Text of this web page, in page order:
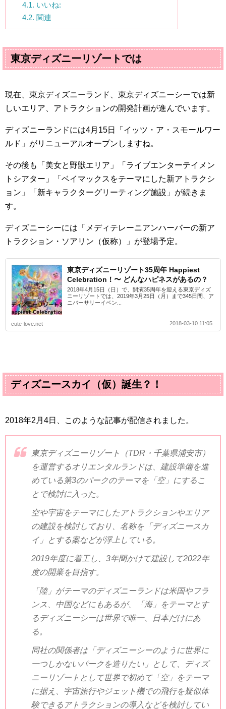
4.1. いいね:
4.2. 関連
東京ディズニーリゾートでは
現在、東京ディズニーランド、東京ディズニーシーでは新
しいエリア、アトラクションの開発計画が進んでいます。
ディズニーランドには4月 15日「イッツ・ア・スモールワー
ルド」がリニューアルオープンしますね。
その後も「美女と野獣エリア」「ライブエンターテイメン
トシアター」「ベイマックスをテーマにした新アトラクシ
ョン」「新キャラクターグリーティング施設」が続きま
す。
ディズニーシーには「メディテレーニアンハーバーの新ア
トラクション・ソアリン（仮称）」が登場予定。
東京ディズニーリゾート35周年 Happiest
Celebration！〜 どんなハピネスがあるの？
2018年4月15日（日）で、開演35周年を迎える東京ディズ
ニーリゾートでは、2019年3月25日（月）まで345日間、ア
ニバーサリーイベン...
cute-love.net 2018-03-10 11:05
ディズニースカイ（仮）誕生？！
2018年2 月 4日、このような記事が配信されました。
東京ディズニーリゾート（TDR ・千葉県浦安市）
を運営するオリエンタルランドは、建設準備を進
めている第3のパークのテーマを「空」にするこ
とで検討に入った。
空や宇宙をテーマにしたアトラクションやエリア
の建設を検討しており、名称を「ディズニースカ
イ」とする案などが浮上している。
2019年度に着工し、 3年間かけて建設して2022年
度の開業を目指す。
「陸」がテーマのディズニーランドは米国やフラ
ンス、中国などにもあるが、「海」をテーマとす
るディズニーシーは世界で唯一、日本だけにあ
る。
同社の関係者は「ディズニーシーのように世界に
一つしかないパークを造りたい」として、ディズ
ニーリゾートとして世界で初めて「空」をテーマ
に据え、宇宙旅行やジェット機での飛行を疑似体
験できるアトラクションの導入などを検討してい